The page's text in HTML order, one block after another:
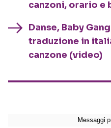
canzoni, orario
Danse, Baby
traduzione in
canzone (video)